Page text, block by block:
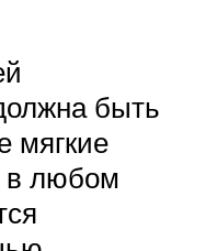
быть
мягкие
в любом